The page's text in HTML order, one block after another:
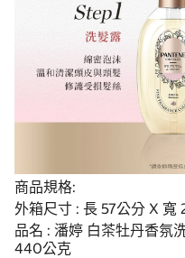
商品規格:
外箱尺寸 : 長 57公分 X 寬
品名 : 潘婷 白茶牡丹香氛
440公克